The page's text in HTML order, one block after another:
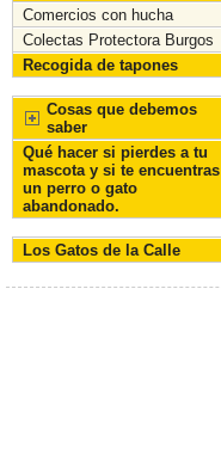
Comercios con hucha
Colectas Protectora Burgos
Recogida de tapones
Cosas que debemos
saber
Qué hacer si pierdes a tu
mascota y si te encuentras
un perro o gato
abandonado.
Los Gatos de la Calle